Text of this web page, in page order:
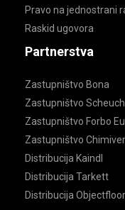
Pravo na jednostrani
Raskid ugovora
Partnerstva
Zastupništvo Bona
Zastupništvo
Zastupništvo Forbo
Zastupništvo Chimiver
Distribucija Kaindl
Distribucija Tarkett
Distribucija Objectfloor